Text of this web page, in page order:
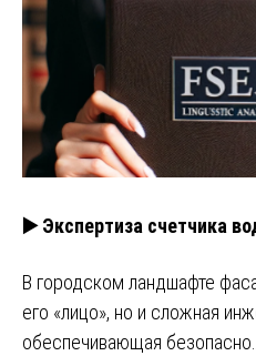
▶️ Экспертиза счетчика
В городском ландшафте
его «лицо», но и сложная
обеспечивающая